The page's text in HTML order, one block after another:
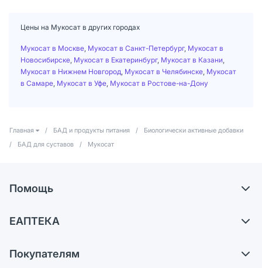
Цены на Мукосат в других городах
Мукосат в Москве Мукосат в Санкт-Петербург, Мукосат в
Новосибирске Мукосат в Екатеринбург, Мукосат в Казани
Мукосат в Нижнем Новгород Мукосат в Челябинске Мукосат
в Самаре Мукосат в Уфе Мукосат в Ростове-на-Дону
Главная / БАД и продукты питания /
Биологически активные добавки
/
БАД для суставов / Мукосат
Помощь
Самовывоз из аптек
ЕАПТЕКА
Карьера
Покупателям